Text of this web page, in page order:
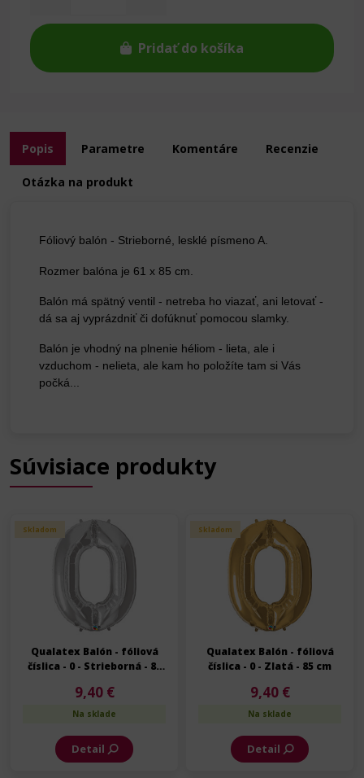
Pridať do košíka
Popis Parametre Komentáre Recenzie
Otázka na produkt
Fóliový balón - Strieborné, lesklé písmeno A.
Rozmer balóna je 61 x 85 cm.
Balón má spätný ventil - netreba ho viazať, ani letovať -
dá sa aj vyprázdniť či dofúknuť pomocou slamky.
Balón je vhodný na plnenie héliom - lieta, ale i
vzduchom - nelieta, ale kam ho položíte tam si Vás
počká...
Súvisiace produkty
Skladom
Qualatex Balón - fóliová
číslica - 0 - Strieborná - 85
9,40 €
Na sklade
Detail
Skladom
Qualatex Balón - fóliová
číslica - 0 - Zlatá - 85 cm
9,40 €
Na sklade
Detail